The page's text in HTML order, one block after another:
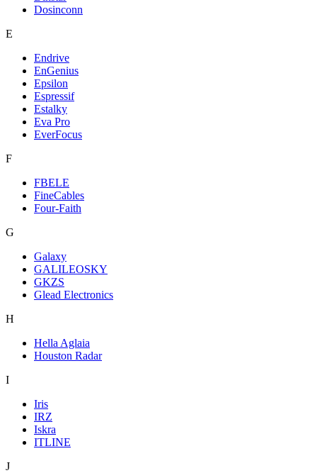
Dosinconn
E
Endrive
EnGenius
Epsilon
Espressif
Estalky
Eva Pro
EverFocus
F
FBELE
FineCables
Four-Faith
G
Galaxy
GALILEOSKY
GKZS
Glead Electronics
H
Hella Aglaia
Houston Radar
I
Iris
IRZ
Iskra
ITLINE
J